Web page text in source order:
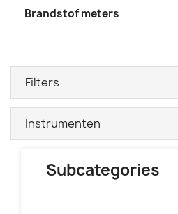
Brandstof meters
Filters
Instrumenten
Subcategories